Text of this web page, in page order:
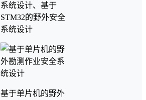
系统设计、基于
STM32的野外安全
系统设计
基于单片机的野外